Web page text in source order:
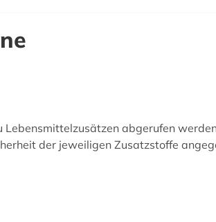
abgerufen
der jeweiligen Zusatzstoffe